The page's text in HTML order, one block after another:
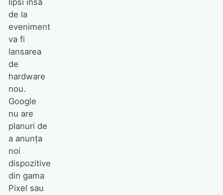
de la
eveniment
va fi
lansarea
de
hardware
nou.
Google
nu are
planuri de
a anunța
noi
dispozitive
din gama
Pixel sau